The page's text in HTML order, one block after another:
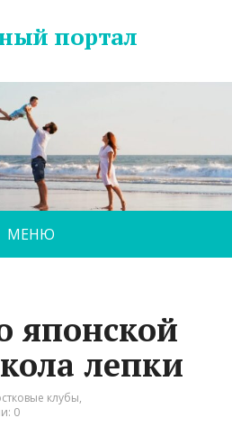
портал
МЕНЮ
японской
лепки
клубы,
0